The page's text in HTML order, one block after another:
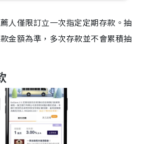
人僅限訂立一次指定定期存款。抽
金額為準，多次存款並不會累積抽